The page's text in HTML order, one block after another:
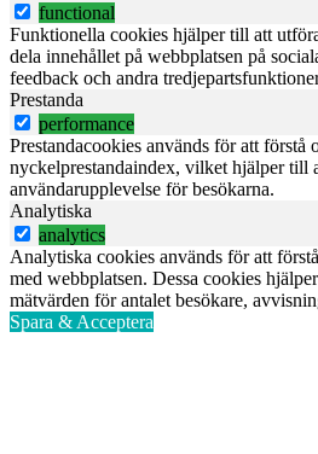
functional
Funktionella cookies hjälper till att
dela innehållet på webbplatsen på
feedback och andra
Prestanda
performance
Prestandacookies används för att förstå
nyckelprestandaindex, vilket hjälper till
användarupplevelse för besökarna.
Analytiska
analytics
Analytiska cookies används för att
med webbplatsen. Dessa cookies
mätvärden för antalet besökare,
Spara & Acceptera